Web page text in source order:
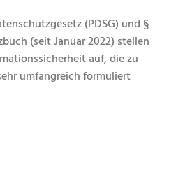
(PDSG) und §
(seit Januar 2022) stellen
auf, die zu
umfangreich formuliert